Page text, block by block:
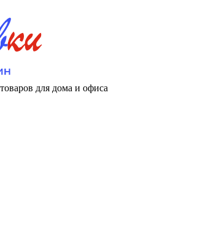
для дома и офиса